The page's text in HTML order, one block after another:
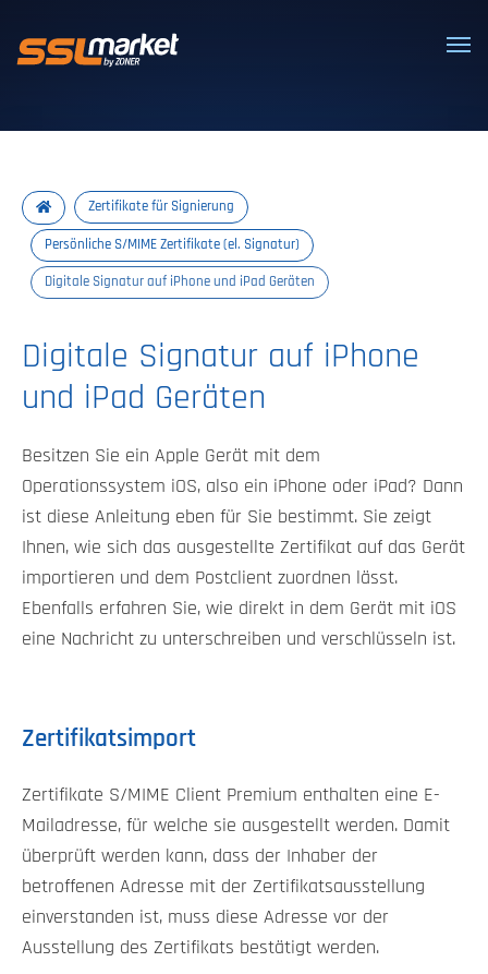
Vertrauenswürdige SSL/TLS-
Zertifikate für Signierung
Persönliche S/MIME Zertifikate (el. Signatur)
Digitale Signatur auf iPhone und iPad Geräten
Digitale Signatur auf iPhone
und iPad Geräten
Besitzen Sie ein Apple Gerät mit dem
Operationssystem iOS, also ein iPhone oder iPad? Dann
ist diese Anleitung eben für Sie bestimmt. Sie zeigt
Ihnen, wie sich das ausgestellte Zertifikat auf das Gerät
importieren und dem Postclient zuordnen lässt.
Ebenfalls erfahren Sie, wie direkt in dem Gerät mit iOS
eine Nachricht zu unterschreiben und verschlüsseln ist.
Zertifikatsimport
Zertifikate S/MIME Client Premium enthalten eine E-
Mailadresse, für welche sie ausgestellt werden. Damit
überprüft werden kann, dass der Inhaber der
betroffenen Adresse mit der Zertifikatsausstellung
einverstanden ist, muss diese Adresse vor der
Ausstellung des Zertifikats bestätigt werden.